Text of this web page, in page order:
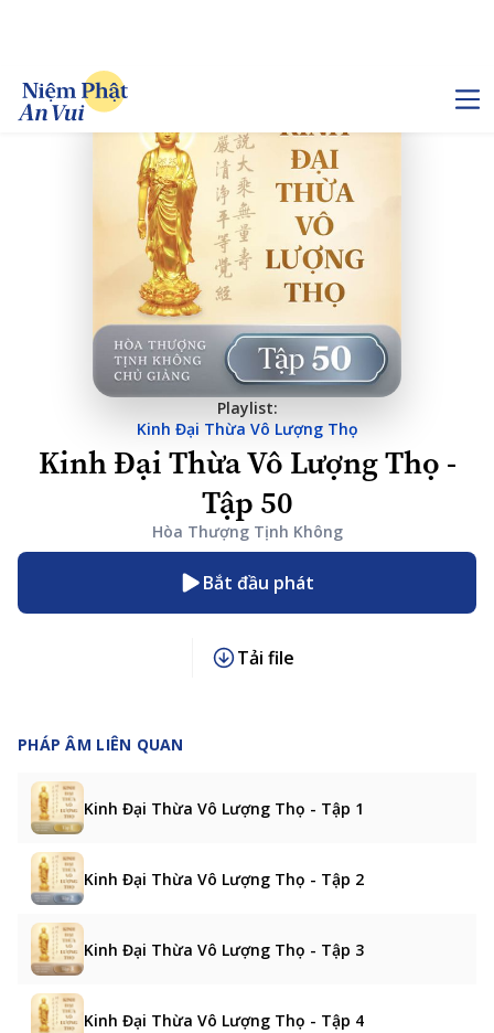
Playlist:
Kinh Đại Thừa Vô Lượng Thọ
Kinh Đại Thừa Vô Lượng Thọ -
Tập 50
Hòa Thượng Tịnh Không
Bắt đầu phát
Tải file
PHÁP ÂM LIÊN QUAN
Kinh Đại Thừa Vô Lượng Thọ - Tập 1
Kinh Đại Thừa Vô Lượng Thọ - Tập 2
Kinh Đại Thừa Vô Lượng Thọ - Tập 3
Kinh Đại Thừa Vô Lượng Thọ - Tập 4